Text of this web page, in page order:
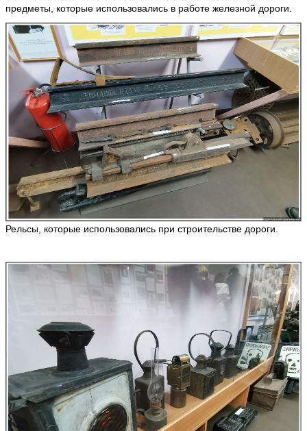
предметы, которые использовались в работе железной дороги.
Рельсы, которые использовались при строительстве дороги.